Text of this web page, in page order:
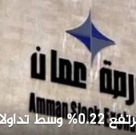
بورصة عمان ترتفع 0.22%